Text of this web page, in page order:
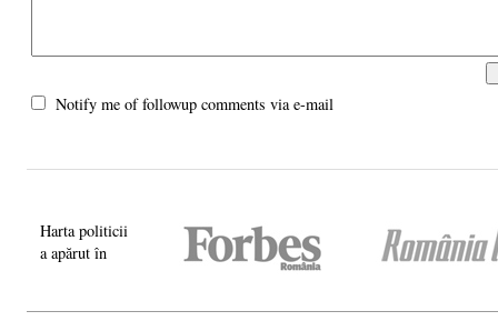
Notify me of followup comments via e-mail
Harta politicii
a apărut în